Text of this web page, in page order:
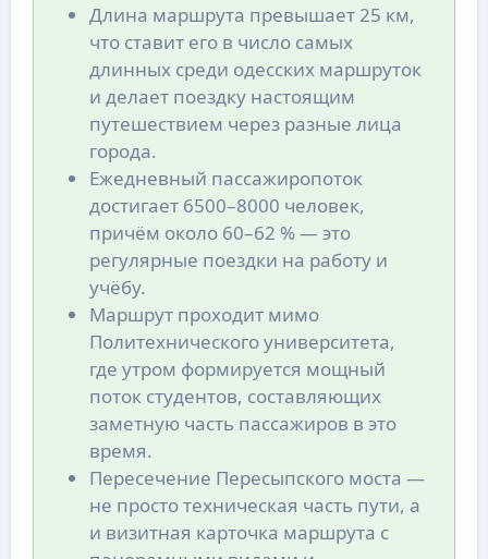
Длина маршрута превышает 25 км,
что ставит его в число самых
длинных среди одесских маршруток
и делает поездку настоящим
путешествием через разные лица
города.
Ежедневный пассажиропоток
достигает 6500–8000 человек,
причём около 60–62 % — это
регулярные поездки на работу и
учёбу.
Маршрут проходит мимо
Политехнического университета,
где утром формируется мощный
поток студентов, составляющих
заметную часть пассажиров в это
время.
Пересечение Пересыпского моста —
не просто техническая часть пути, а
и визитная карточка маршрута с